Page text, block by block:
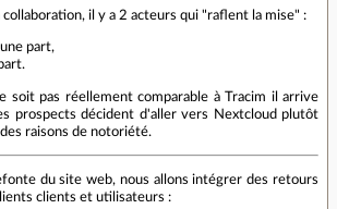
collaboration, il y a 2 acteurs qui "raflent la mise" :
part,
soit pas réellement comparable à Tracim il arrive
prospects décident d'aller vers Nextcloud plutôt
raisons de notoriété.
du site web, nous allons intégrer des retours
clients et utilisateurs :